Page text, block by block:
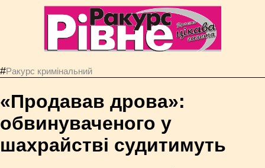
#Ракурс кримінальний
«Продавав дрова»:
обвинуваченого у
шахрайстві судитимуть